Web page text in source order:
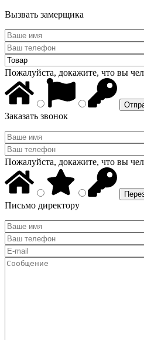
Вызвать замерщика
Пожалуйста, докажите, что вы
Заказать звонок
Пожалуйста, докажите, что вы
Письмо директору